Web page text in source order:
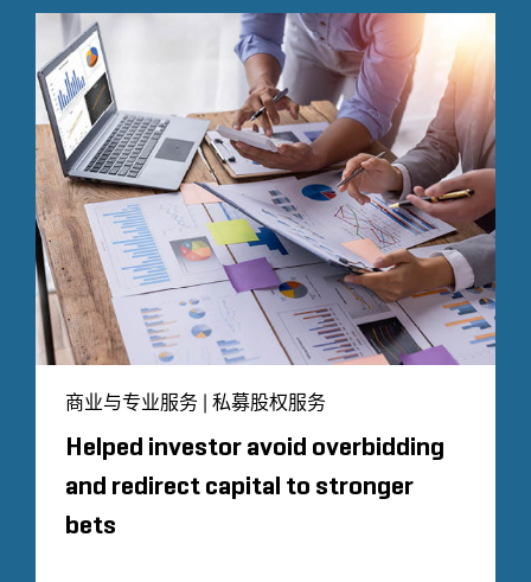
商业与专业服务 | 私募股权服务
Helped investor avoid overbidding
and redirect capital to stronger
bets